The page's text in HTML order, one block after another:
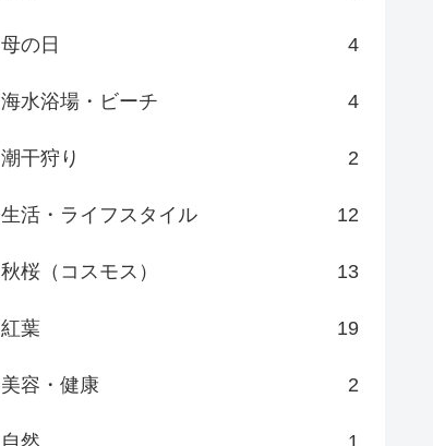
母の日 4
海水浴場・ビーチ 4
潮干狩り 2
生活・ライフスタイル 12
秋桜（コスモス） 13
紅葉 19
美容・健康 2
自然 1